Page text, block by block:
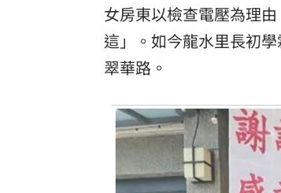
「拍片人的多重宇宙」職涯
8國球員齊聚高雄
女房東以檢查電壓為理
這」。如今龍水里長初
翠華路。